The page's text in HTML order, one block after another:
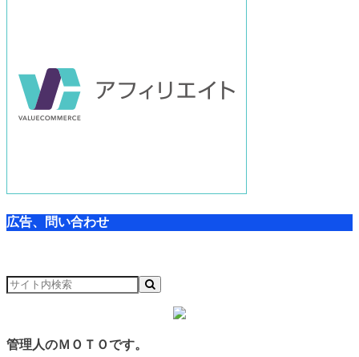
広告、問い合わせ
管理人のＭＯＴＯです。